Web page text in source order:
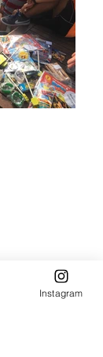
Carla Violan
Instagram